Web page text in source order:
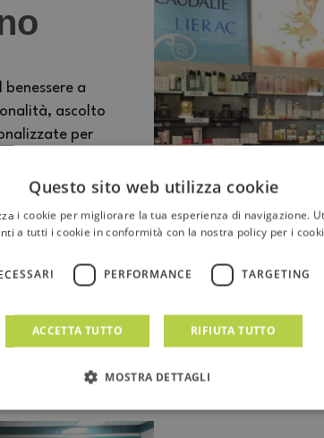
a
ascolto
per
competenza e
Questo sito web utilizza cookie
i cookie per migliorare la tua esperienza di navigazione.
a tutti i cookie in conformità con la nostra policy per i
PERFORMANCE TARGETING
ACCETTA TUTTO RIFIUTA TUTTO
MOSTRA DETTAGLI